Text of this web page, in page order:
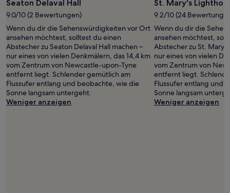
zusätzliche
Bedingungen
gelten.
von
Barry
Mcalle
Seaton Delaval Hall
9.0/10 (2 Bewertungen)
Wenn du dir die Sehenswürdigkeiten vor Ort
ansehen möchtest, solltest du einen
Abstecher zu Seaton Delaval Hall machen –
nur eines von vielen Denkmälern, das 14,4 km
vom Zentrum von Newcastle-upon-Tyne
entfernt liegt. Schlender gemütlich am
Flussufer entlang und beobachte, wie die
Sonne langsam untergeht.
Weniger anzeigen
St. Mary's
9.2/10 (24
Wenn du dir die
ansehen möchtest,
Abstecher zu St.
nur eines von vielen
vom Zentrum von
entfernt liegt.
Flussufer entlang und
Sonne langsam
Weniger anzeigen